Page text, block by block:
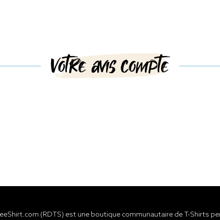
Votre avis compte
(RDTS) est une boutique communautaire de T-Shirts